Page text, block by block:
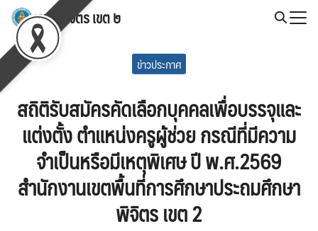
Skip
content
สพป.พิจิตร เขต ๒
Search
for: ข่าวประกาศ
สถิติรับสมัครคัดเลือกบุคคลเพื่อบรรจุและ
แต่งตั้ง ตำแหน่งครูผู้ช่วย กรณีที่มีความ
จำเป็นหรือมีเหตุพิเศษ ปี พ.ศ.2569
สำนักงานเขตพื้นที่การศึกษาประถมศึกษา
พิจิตร เขต 2